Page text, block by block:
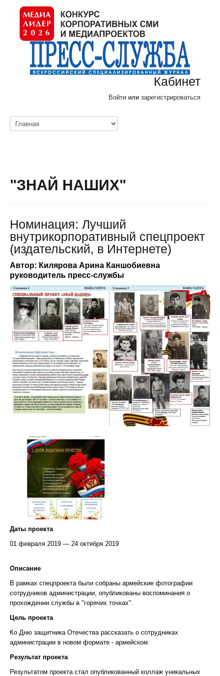
Кабинет
Войти или зарегистрироваться
"ЗНАЙ НАШИХ"
Номинация: Лучший
внутрикорпоративный спецпроект
(издательский, в Интернете)
Автор: Килярова Арина Каншобиевна
руководитель пресс-службы
Даты проекта
01 февраля 2019 — 24 октября 2019
Описание
В рамках спецпроекта были собраны армейские фотографии
сотрудников администрации, опубликованы воспоминания о
прохождении службы в "горячих точках".
Цель проекта
Ко Дню защитника Отечества рассказать о сотрудниках
администрации в новом формате - армейском.
Результат проекта
Результатом проекта стал опубликованный коллаж уникальных